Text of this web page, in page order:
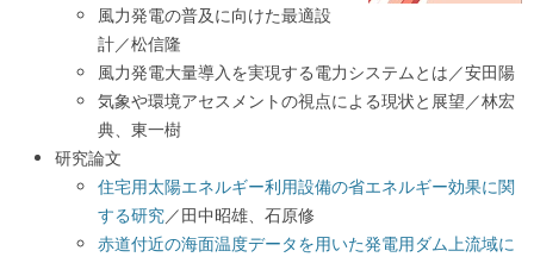
風力発電の普及に向けた最適設
計／松信隆
風力発電大量導入を実現する電力システムとは／安田陽
気象や環境アセスメントの視点による現状と展望／林宏
典、東一樹
研究論文
住宅用太陽エネルギー利用設備の省エネルギー効果に関
する研究／田中昭雄、石原修
赤道付近の海面温度データを用いた発電用ダム上流域に